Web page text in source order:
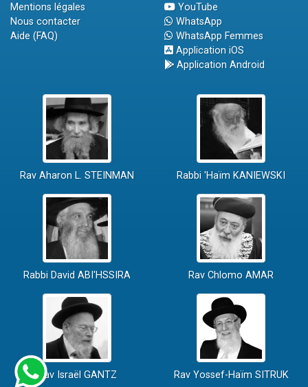
Mentions légales
Nous contacter
Aide (FAQ)
YouTube
WhatsApp
WhatsApp Femmes
Application iOS
Application Android
Rav Aharon L. STEINMAN Rabbi 'Haïm KANIEWSKI
Rabbi David ABI'HSSIRA Rav Chlomo AMAR
Rav Israël GANTZ Rav Yossef-Haïm SITRUK